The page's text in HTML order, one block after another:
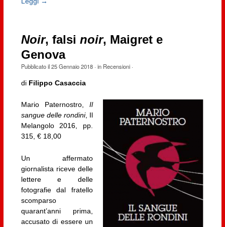
Noir, falsi noir, Maigret e
Genova
Pubblicato il25 Gennaio 2018· in Recensioni·
di Filippo Casaccia
Mario Paternostro,Il
sangue delle rondini, Il
Melangolo 2016, pp.
315, € 18,00
Un affermato
giornalista riceve delle
lettere e delle
fotografie dal fratello
scomparso
quarant’anni prima,
accusato di essere un